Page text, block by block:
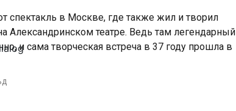
спектакль в Москве, где также жил и творил
Александринском театре. Ведь там легендарный
и сама творческая встреча в 37 году прошла в